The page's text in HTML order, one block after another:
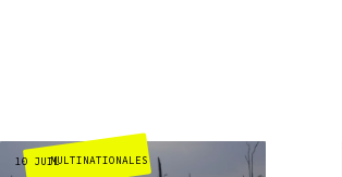
MULTINATIONALES
10 JUIL